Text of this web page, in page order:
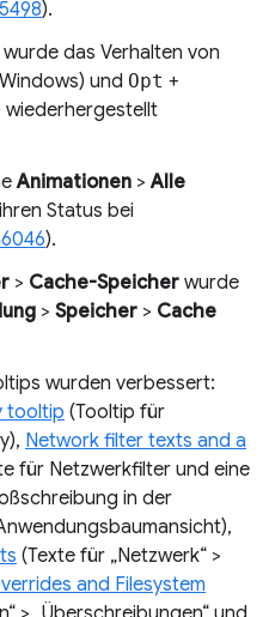
).
wurde das Verhalten von
und Opt +
wiederhergestellt
Animationen >Alle
Status bei
).
> Cache-Speicher wurde
> Speicher > Cache
wurden verbessert:
tooltip (Tooltip für
Network filter texts and a
für Netzwerkfilter und eine
in der
(Texte für „Netzwerk“ >
and Filesystem